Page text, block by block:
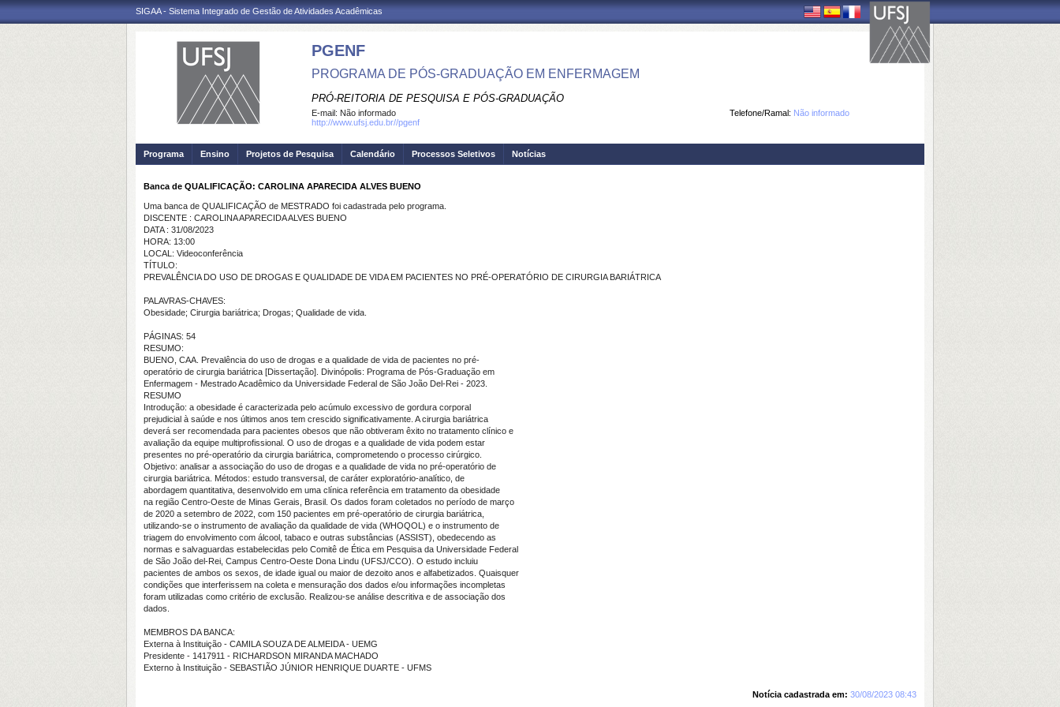
SIGAA - Sistema Integrado de Gestão de Atividades Acadêmicas
PGENF
PROGRAMA DE PÓS-GRADUAÇÃO EM ENFERMAGEM
PRÓ-REITORIA DE PESQUISA E PÓS-GRADUAÇÃO
Telefone/Ramal: Não informado
E-mail: Não informado
http://www.ufsj.edu.br//pgenf
Programa Ensino Projetos de Pesquisa Calendário Processos Seletivos Notícias
Banca de QUALIFICAÇÃO: CAROLINA APARECIDA ALVES BUENO
Uma banca de QUALIFICAÇÃO de MESTRADO foi cadastrada pelo programa.
DISCENTE : CAROLINA APARECIDA ALVES BUENO
DATA : 31/08/2023
HORA: 13:00
LOCAL: Videoconferência
TÍTULO:
PREVALÊNCIA DO USO DE DROGAS E QUALIDADE DE VIDA EM PACIENTES NO PRÉ-OPERATÓRIO DE CIRURGIA BARIÁTRICA
PALAVRAS-CHAVES:
Obesidade; Cirurgia bariátrica; Drogas; Qualidade de vida.
PÁGINAS: 54
RESUMO:
BUENO, CAA. Prevalência do uso de drogas e a qualidade de vida de pacientes no pré-
operatório de cirurgia bariátrica [Dissertação]. Divinópolis: Programa de Pós-Graduação em
Enfermagem - Mestrado Acadêmico da Universidade Federal de São João Del-Rei - 2023.
RESUMO
Introdução: a obesidade é caracterizada pelo acúmulo excessivo de gordura corporal
prejudicial à saúde e nos últimos anos tem crescido significativamente. A cirurgia bariátrica
deverá ser recomendada para pacientes obesos que não obtiveram êxito no tratamento clínico e
avaliação da equipe multiprofissional. O uso de drogas e a qualidade de vida podem estar
presentes no pré-operatório da cirurgia bariátrica, comprometendo o processo cirúrgico.
Objetivo: analisar a associação do uso de drogas e a qualidade de vida no pré-operatório de
cirurgia bariátrica. Métodos: estudo transversal, de caráter exploratório-analítico, de
abordagem quantitativa, desenvolvido em uma clínica referência em tratamento da obesidade
na região Centro-Oeste de Minas Gerais, Brasil. Os dados foram coletados no período de março
de 2020 a setembro de 2022, com 150 pacientes em pré-operatório de cirurgia bariátrica,
utilizando-se o instrumento de avaliação da qualidade de vida (WHOQOL) e o instrumento de
triagem do envolvimento com álcool, tabaco e outras substâncias (ASSIST), obedecendo as
normas e salvaguardas estabelecidas pelo Comitê de Ética em Pesquisa da Universidade Federal
de São João del-Rei, Campus Centro-Oeste Dona Lindu (UFSJ/CCO). O estudo incluiu
pacientes de ambos os sexos, de idade igual ou maior de dezoito anos e alfabetizados. Quaisquer
condições que interferissem na coleta e mensuração dos dados e/ou informações incompletas
foram utilizadas como critério de exclusão. Realizou-se análise descritiva e de associação dos
dados.
MEMBROS DA BANCA:
Externa à Instituição - CAMILA SOUZA DE ALMEIDA - UEMG
Presidente - 1417911 - RICHARDSON MIRANDA MACHADO
Externo à Instituição - SEBASTIÃO JÚNIOR HENRIQUE DUARTE - UFMS
Notícia cadastrada em: 30/08/2023 08:43